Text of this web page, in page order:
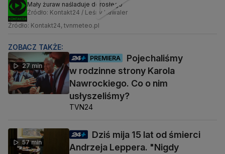
Mały żuraw naśladuje dorosłego
Źródło: Kontakt24 / Leśny Kawaler
Źródło: Kontakt24, tvnmeteo.pl
ZOBACZ TAKŻE:
27 min
PREMIERA
Pojechaliśmy
w rodzinne strony Karola
Nawrockiego. Co o nim
usłyszeliśmy?
TVN24
57 min
Dziś mija 15 lat od śmierci
Andrzeja Leppera. "Nigdy